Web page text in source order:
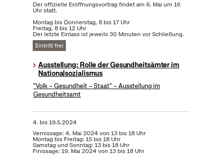
Der offizielle Eröffnungsvortrag findet am 6. Mai um 16
Uhr statt.
Montag bis Donnerstag, 8 bis 17 Uhr
Freitag, 8 bis 12 Uhr
Der letzte Einlass ist jeweils 30 Minuten vor Schließung.
Eintritt frei
Ausstellung: Rolle der Gesundheitsämter im
Nationalsozialismus
"Volk – Gesundheit – Staat" – Ausstellung im
Gesundheitsamt
4. bis19.5.2024
Vernissage: 4. Mai 2024 von 13 bis 18 Uhr
Montag bis Freitag: 15 bis 18 Uhr
Samstag und Sonntag: 13 bis 18 Uhr
Finissage: 19. Mai 2024 von 13 bis 18 Uhr